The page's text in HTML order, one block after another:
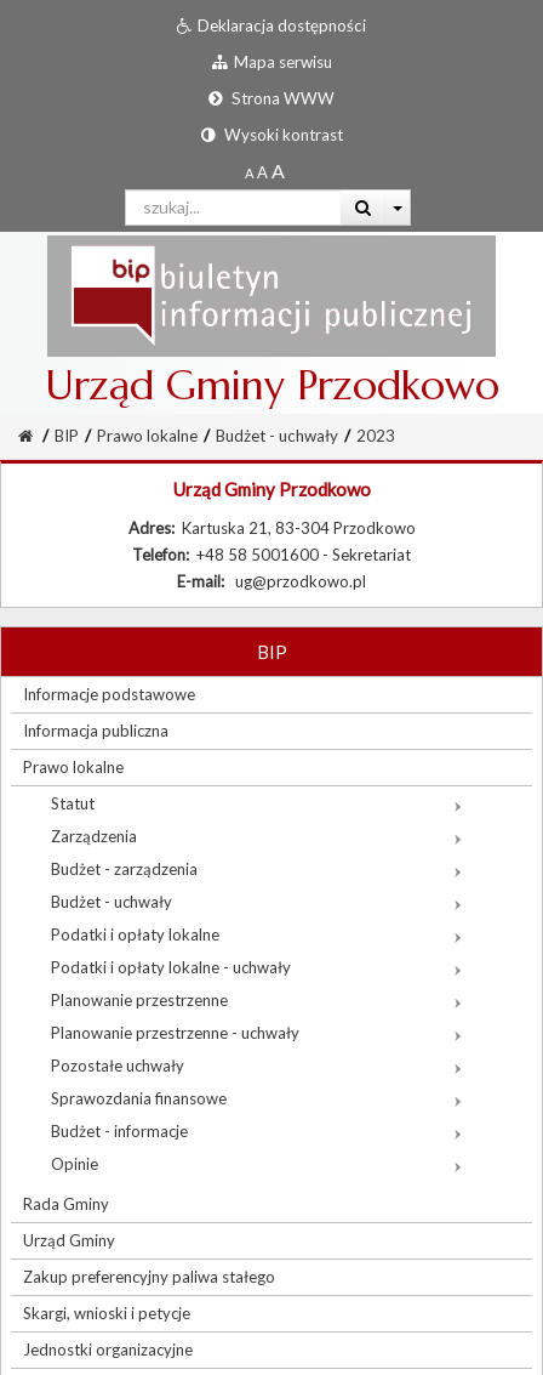
Deklaracja dostępności
Mapa serwisu
Strona WWW
Wysoki kontrast
Urząd Gminy Przodkowo
/ BIP / Prawo lokalne / Budżet - uchwały / 2023
Urząd Gminy Przodkowo
Adres: Kartuska 21, 83-304 Przodkowo
Telefon: +48 58 5001600 - Sekretariat
E-mail: ug@przodkowo.pl
BIP
Informacje podstawowe
Informacja publiczna
Prawo lokalne
Statut
Zarządzenia
Budżet - zarządzenia
Budżet - uchwały
Podatki i opłaty lokalne
Podatki i opłaty lokalne - uchwały
Planowanie przestrzenne
Planowanie przestrzenne - uchwały
Pozostałe uchwały
Sprawozdania finansowe
Budżet - informacje
Opinie
Rada Gminy
Urząd Gminy
Zakup preferencyjny paliwa stałego
Skargi, wnioski i petycje
Jednostki organizacyjne